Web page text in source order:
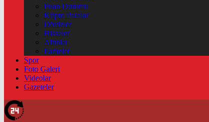
Puan Durumu
Kripto Paralar
Dövizler
Hisseler
Altınlar
Pariteler
Spor
Foto Galeri
Videolar
Gazeteler